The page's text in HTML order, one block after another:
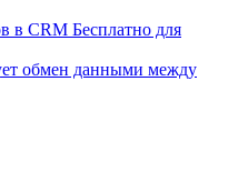
в CRM Бесплатно для
обмен данными между